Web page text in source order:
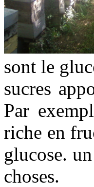
sont le
sucres
Par
riche en
glucose.
choses.